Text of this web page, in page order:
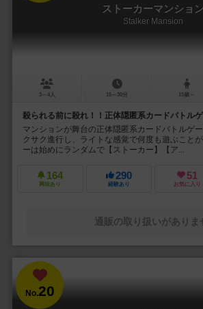
ストーカーマンション
Stalker Mansion
3～4人 15～30分 15歳～
殺られる前に殺れ！！正体隠匿系カードバトルゲ
マンションが舞台の正体隠匿系カードバトルゲ
クサク進行し、ライトな感覚で何度も遊ぶこと
ーは始めにランダムで【ストーカー】【ア...
164
興味あり
290
経験あり
51
お気に入り
通販の取り扱いがありま
No.20